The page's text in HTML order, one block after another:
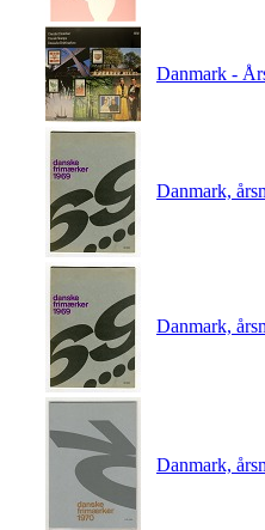
Danmark -
Danmark,
Danmark,
Danmark,